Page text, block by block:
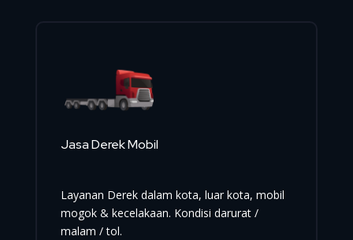
Jasa Derek Mobil
Layanan Derek dalam kota, luar kota, mobil
mogok & kecelakaan. Kondisi darurat /
malam / tol.